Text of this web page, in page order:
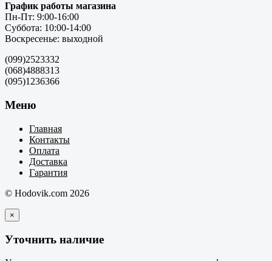
График работы магазина
Пн-Пт: 9:00-16:00
Суббота: 10:00-14:00
Воскресенье: выходной
(099)2523332
(068)4888313
(095)1236366
Меню
Главная
Контакты
Оплата
Доставка
Гарантия
© Hodovik.com 2026
×
Уточнить наличие